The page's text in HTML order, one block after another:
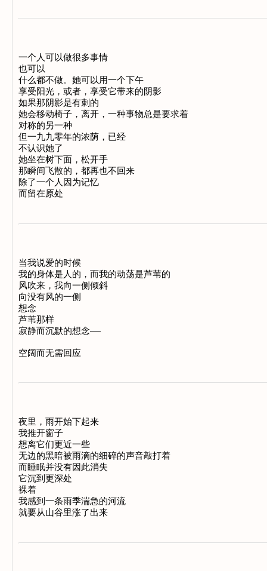
一个人可以做很多事情
也可以
什么都不做。她可以用一个下午
享受阳光，或者，享受它带来的阴影
如果那阴影是有刺的
她会移动椅子，离开，一种事物总是要求着
对称的另一种
但一九九零年的浓荫，已经
不认识她了
她坐在树下面，松开手
那瞬间飞散的，都再也不回来
除了一个人因为记忆
当我说爱的时候
我的身体是人的，而我的动荡是芦苇的
风吹来，我向一侧倾斜
向没有风的一侧
想念
芦苇那样
寂静而沉默的想念——
夜里，雨开始下起来
我推开窗子
想离它们更近一些
无边的黑暗被雨滴的细碎的声音敲打着
而睡眠并没有因此消失
它沉到更深处
裸着
我感到一条雨季湍急的河流